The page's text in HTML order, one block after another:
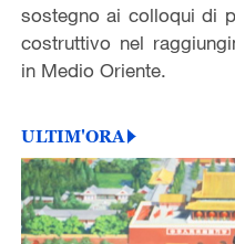
sostegno ai colloqui di
costruttivo nel
in Medio Oriente.
ULTIM'ORA